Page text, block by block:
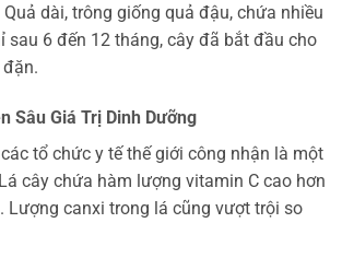
dài, trông giống quả đậu, chứa nhiều
sau 6 đến 12 tháng, cây đã bắt đầu cho
Sâu Giá Trị Dinh Dưỡng
tổ chức y tế thế giới công nhận là một
cây chứa hàm lượng vitamin C cao hơn
Lượng canxi trong lá cũng vượt trội so